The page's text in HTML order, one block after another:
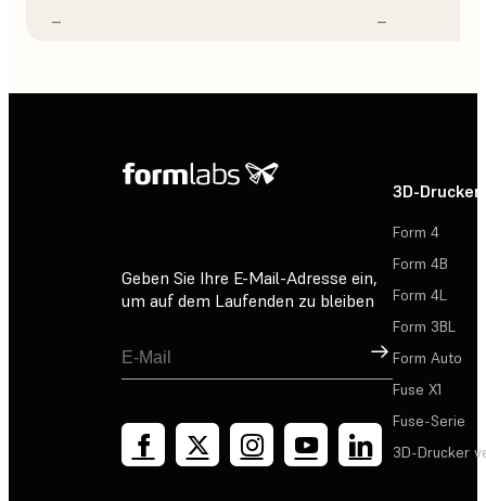
– –
Geben Sie Ihre E-Mail-Adresse ein,
um auf dem Laufenden zu bleiben
Registrieren
3D-Drucker
Form 4
Form 4B
Form 4L
Form 3BL
Form Auto
Fuse X1
Fuse-Serie
3D-Drucker